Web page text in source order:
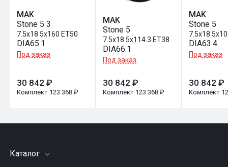
MAK
Stone 5 3
7.5x18 5x160 ET50
DIA65.1
Под заказ
30 842 ₽
Комплект 123 368 ₽
MAK
Stone 5
7.5x18 5x114.3 ET38
DIA66.1
Под заказ
30 842 ₽
Комплект 123 368 ₽
MAK
Stone 5
7.5x18
DIA63.4
Под заказ
30 842 ₽
Комплект
Каталог